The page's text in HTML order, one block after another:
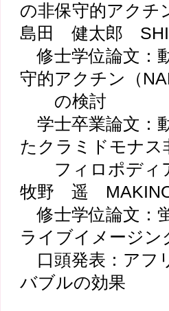
の非保守的アクチ
島田 健太郎
修士学位論文：
守的アクチン（
の検討
学士卒業論文：
たクラミドモナス
フィロポディ
牧野 遥 MAKINO,
修士学位論文：
ライブイメージ
口頭発表：アフ
バブルの効果